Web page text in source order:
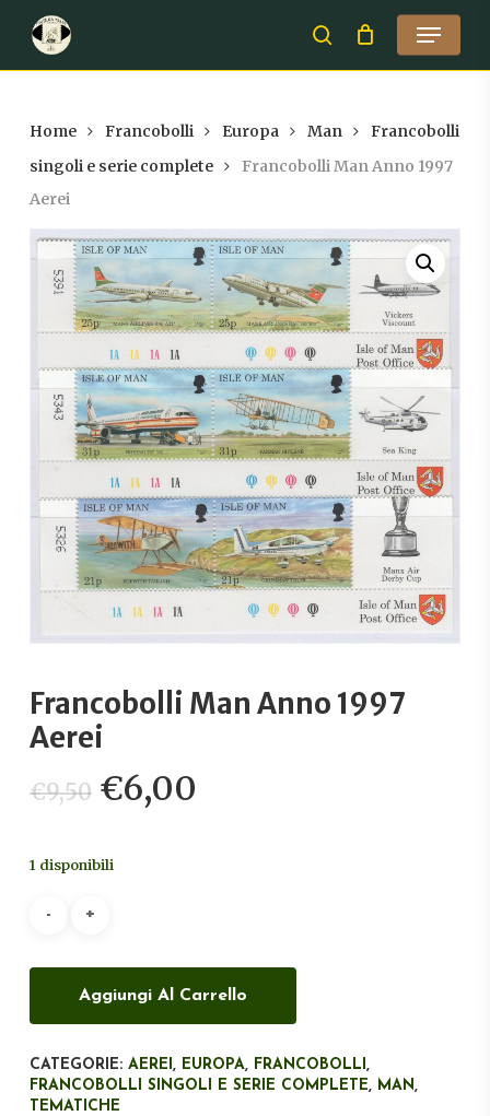
main
search
Menu
Home Francobolli Europa Man
Francobolli
singoli e serie complete
Francobolli Man Anno 1997
Aerei
Francobolli Man Anno 1997
Aerei
€9,50 Il
prezzo
originale
€6,00
1 disponibili
Aggiungi Al Carrello
CATEGORIE: AEREI , EUROPA, FRANCOBOLLI ,
FRANCOBOLLI SINGOLI E SERIE COMPLETE, MAN,
TEMATICHE
Close